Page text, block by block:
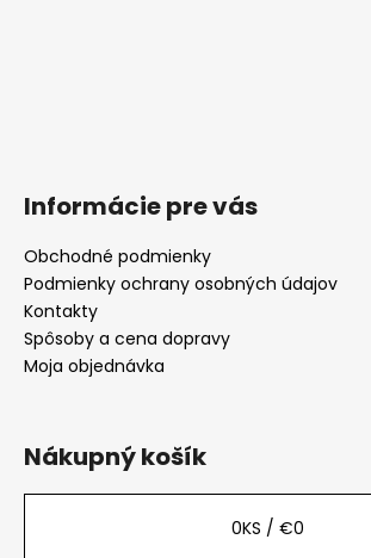
Informácie pre vás
Obchodné podmienky
Podmienky ochrany osobných údajov
Kontakty
Spôsoby a cena dopravy
Moja objednávka
Nákupný košík
0KS / €0